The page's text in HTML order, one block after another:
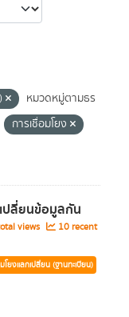
หมวดหมู่ตามธร
การเชื่อมโยง
ปลี่ยนข้อมูลกัน
views
10 recent
โยงแลกเปลี่ยน (ฐานทะเบียน)